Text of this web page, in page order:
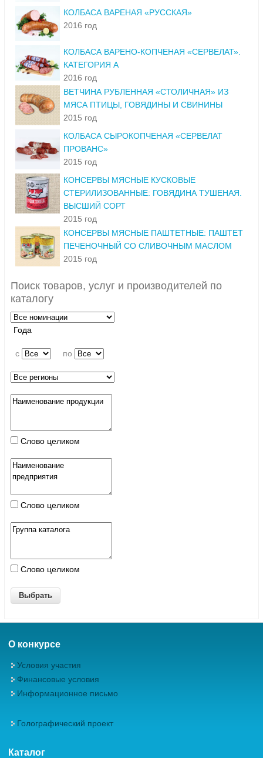
КОЛБАСА ВАРЕНАЯ «РУССКАЯ»
2016 год
КОЛБАСА ВАРЕНО-КОПЧЕНАЯ «СЕРВЕЛАТ».
КАТЕГОРИЯ А
2016 год
ВЕТЧИНА РУБЛЕННАЯ «СТОЛИЧНАЯ» ИЗ
МЯСА ПТИЦЫ, ГОВЯДИНЫ И СВИНИНЫ
2015 год
КОЛБАСА СЫРОКОПЧЕНАЯ «СЕРВЕЛАТ
ПРОВАНС»
2015 год
КОНСЕРВЫ МЯСНЫЕ КУСКОВЫЕ
СТЕРИЛИЗОВАННЫЕ: ГОВЯДИНА ТУШЕНАЯ.
ВЫСШИЙ СОРТ
2015 год
КОНСЕРВЫ МЯСНЫЕ ПАШТЕТНЫЕ: ПАШТЕТ
ПЕЧЕНОЧНЫЙ СО СЛИВОЧНЫМ МАСЛОМ
2015 год
Поиск товаров, услуг и производителей по
каталогу
Года
c по
Слово целиком
Слово целиком
Слово целиком
О конкурсе
Условия участия
Финансовые условия
Информационное письмо
Голографический проект
Каталог